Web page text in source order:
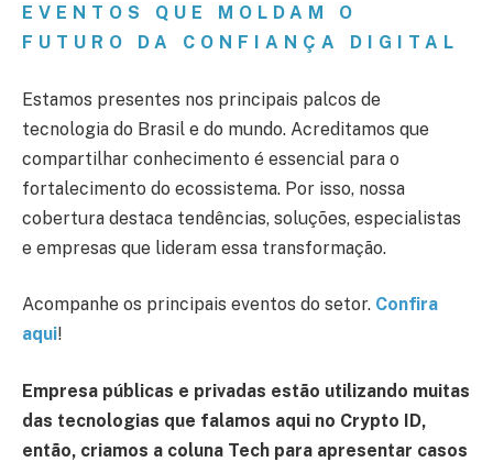
EVENTOS QUE MOLDAM O
FUTURO DA CONFIANÇA DIGITAL
Estamos presentes nos principais palcos de
tecnologia do Brasil e do mundo. Acreditamos que
compartilhar conhecimento é essencial para o
fortalecimento do ecossistema. Por isso, nossa
cobertura destaca tendências, soluções, especialistas
e empresas que lideram essa transformação.
Acompanhe os principais eventos do setor. Confira
aqui!
Empresa públicas e privadas estão utilizando muitas
das tecnologias que falamos aqui no Crypto ID,
então, criamos a coluna Tech para apresentar casos